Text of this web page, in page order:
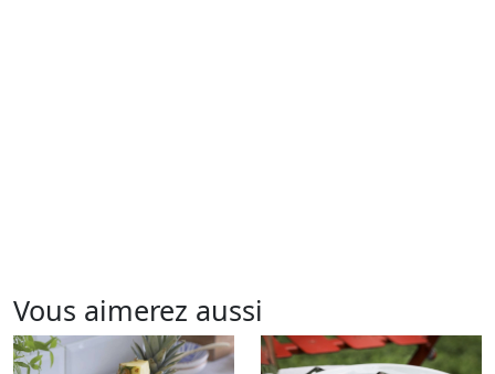
Vous aimerez aussi